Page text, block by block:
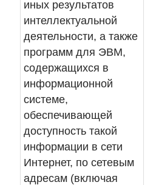
иных результатов
интеллектуальной
деятельности, а также
программ для ЭВМ,
содержащихся в
информационной
системе,
обеспечивающей
доступность такой
информации в сети
Интернет, по сетевым
адресам (включая